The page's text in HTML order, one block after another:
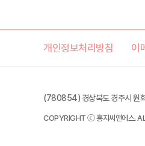
개인정보처리방침 이
(780854) 경상북도 경주시 원
COPYRIGHT ⓒ 홍지씨앤에스.